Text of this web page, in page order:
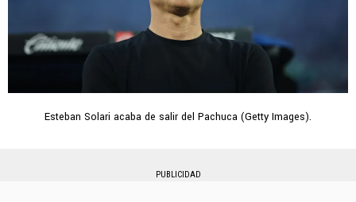
Esteban Solari acaba de salir del Pachuca (Getty Images).
PUBLICIDAD